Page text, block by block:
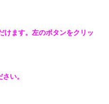
けます。左のボタンをクリッ
い。